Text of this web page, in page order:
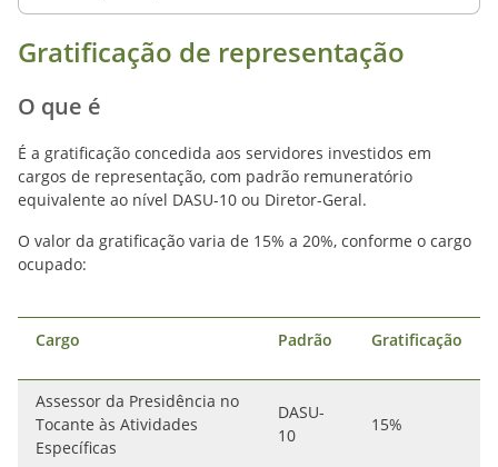
Gratificação de representação
O que é
É a gratificação concedida aos servidores investidos em
cargos de representação, com padrão remuneratório
equivalente ao nível DASU-10 ou Diretor-Geral.
O valor da gratificação varia de 15% a 20%, conforme o cargo
ocupado:
Cargo Padrão Gratificação
Assessor da Presidência no
Tocante às Atividades
Específicas
DASU-
10
15%